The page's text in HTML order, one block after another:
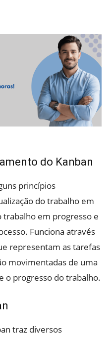
do Kanban
princípios
do trabalho em
em progresso e
Funciona através
representam as tarefas
movimentadas de uma
o progresso do trabalho.
traz diversos